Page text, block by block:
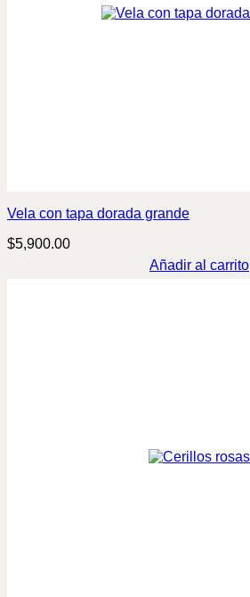
Vela con tapa dorada grande
$5,900.00
Añadir al carrito